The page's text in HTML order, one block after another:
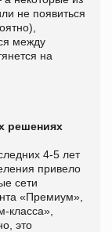
не появиться
между
на
решениях
4-5 лет
привело
сети
«Премиум»,
класса»,
это